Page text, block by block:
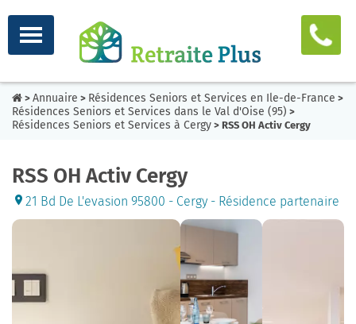
> Annuaire > Résidences Seniors et Services en Ile-de-France >
Résidences Seniors et Services dans le Val d'Oise (95) >
Résidences Seniors et Services à Cergy > RSS OH Activ Cergy
RSS OH Activ Cergy
21 Bd De L'evasion 95800 - Cergy - Résidence partenaire